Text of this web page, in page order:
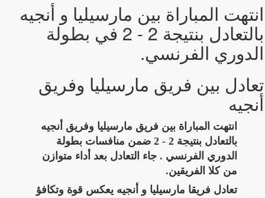
انتهت المباراة بين مارسيليا و أنجيه
بالتعادل بنتيجة 2 - 2 في بطولة
الدوري الفرنسي.
تعادل بين فريق مارسيليا وفريق
أنجيه
انتهت المباراة بين فريق مارسيليا وفريق أنجيه
بالتعادل بنتيجة 2 - 2 ضمن منافسات بطولة
الدوري الفرنسي . جاء التعادل بعد أداء متوازن
من كلا الفريقين.
تعادل فريقا مارسيليا و أنجيه يعكس قوة وتكافؤ